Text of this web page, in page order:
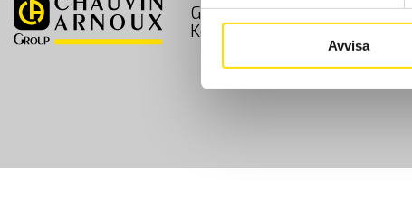
Avvisa
GDPR Köpvillkor
Kontakt